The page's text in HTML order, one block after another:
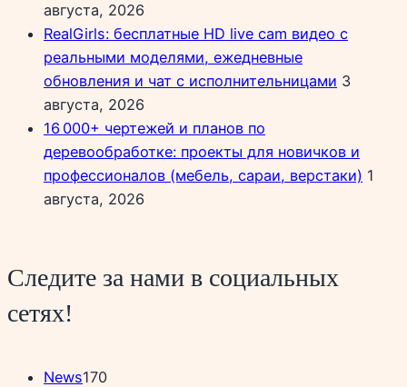
августа, 2026
RealGirls: бесплатные HD live cam видео с
реальными моделями, ежедневные
обновления и чат с исполнительницами 3
августа, 2026
16 000+ чертежей и планов по
деревообработке: проекты для новичков и
профессионалов (мебель, сараи, верстаки) 1
августа, 2026
Следите за нами в социальных
сетях!
News170